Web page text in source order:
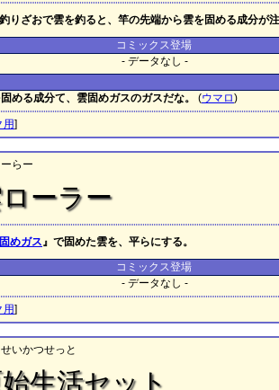
りざおで雲を釣ると、竿の先端から雲を固める成分が
コミックス登場
- データなし -
固める成分て、雲固めガスのガスだな。
(ウマロ)
用]
らー
ーラー
めガス』で固めた雲を、平らにする。
コミックス登場
- データなし -
用]
いかつせっと
生活セット